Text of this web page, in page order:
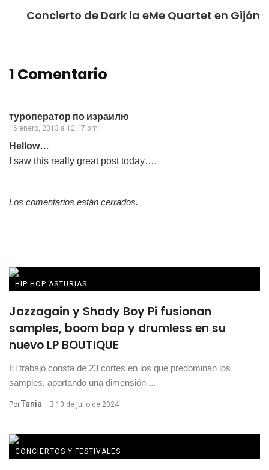
Concierto de Dark la eMe Quartet en Gijón
1 Comentario
туроператор по израилю
16 enero, 2013 a 12:17 pm
Hellow…
I saw this really great post today….
Los comentarios están cerrados.
HIP HOP ASTURIAS
Jazzagain y Shady Boy Pi fusionan
samples, boom bap y drumless en su
nuevo LP BOUTIQUE
El trabajo consta de 23 cortes en los que predominan los
samples, aportando una dimensión ...
PorTania 10 de julio de 2024
CONCIERTOS Y FESTIVALES